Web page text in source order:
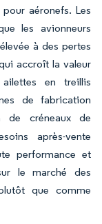
aéronefs. Les
les avionneurs
à des pertes
accroît la valeur
en treillis
de fabrication
de créneaux de
après-vente
performance et
le marché des
que comme